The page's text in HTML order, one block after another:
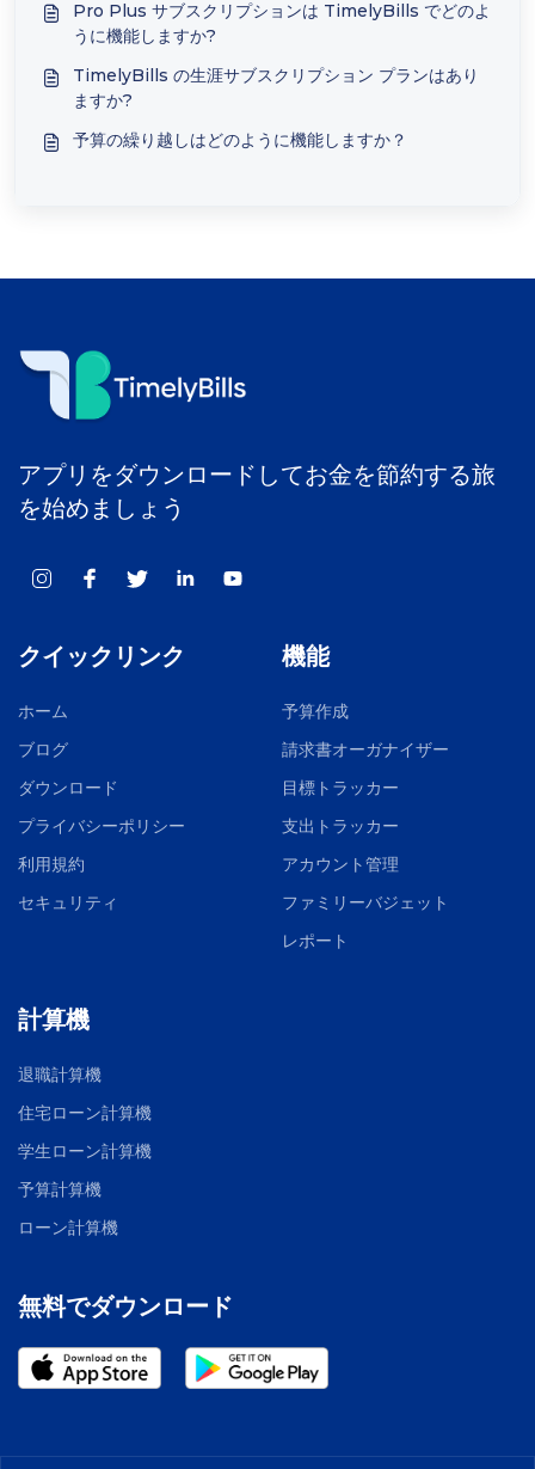
Pro Plus サブスクリプションは TimelyBills でどのよ
うに機能しますか?
TimelyBills の生涯サブスクリプション プランはあり
ますか?
予算の繰り越しはどのように機能しますか？
アプリをダウンロードしてお金を節約する旅
を始めましょう
クイックリンク
ホーム
ブログ
ダウンロード
プライバシーポリシー
利用規約
セキュリティ
機能
予算作成
請求書オーガナイザー
目標トラッカー
支出トラッカー
アカウント管理
ファミリーバジェット
レポート
計算機
退職計算機
住宅ローン計算機
学生ローン計算機
予算計算機
ローン計算機
無料でダウンロード